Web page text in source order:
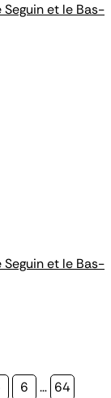
et le Bas-
et le Bas-
Page
6 … Page
64